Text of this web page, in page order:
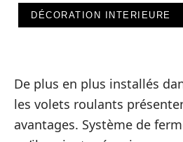
DÉCORATION INTERIEURE
De plus en plus installés
les volets roulants
avantages. Système de